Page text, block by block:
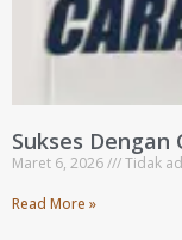
Sukses Dengan
Maret 6, 2026
Tidak
Read More »